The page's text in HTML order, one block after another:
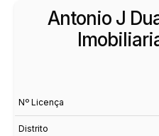
Antonio J
Nº Licença
Distrito